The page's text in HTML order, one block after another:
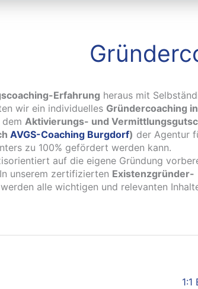
Erfahrung heraus mit
wir ein individuelles Gründercoaching in
Aktivierungs- und
AVGS-Coaching Burgdorf) der Agentur
zu 100% gefördert werden kann.
auf die eigene Gründung
unserem zertifizierten Existenzgründer-
werden alle wichtigen und relevanten